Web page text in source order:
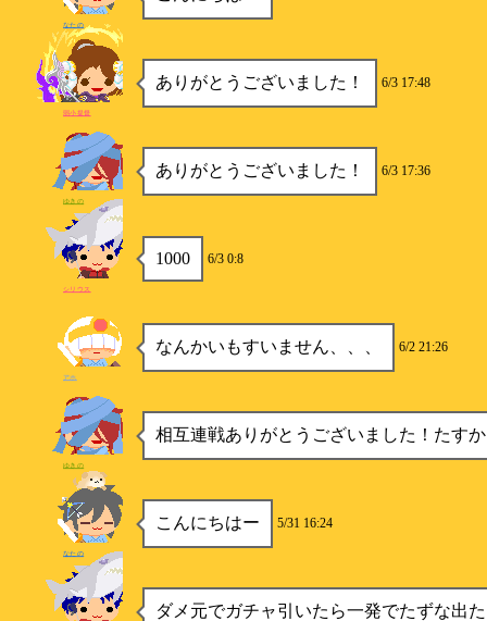
なたの
ありがとうございました！ 6/3 17:48
弱小提督
ありがとうございました！ 6/3 17:36
ゆきの
1000 6/3 0:8
シリウス
なんかいもすいません、、、 6/2 21:26
アホ
相互連戦ありがとうございました！たす
ゆきの
こんにちはー 5/31 16:24
なたの
ダメ元でガチャ引いたら一発でたずな出